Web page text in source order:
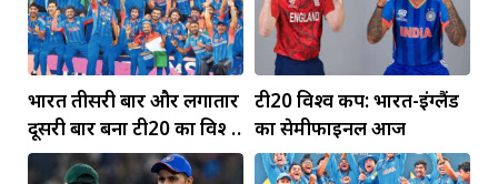
भारत तीसरी बार और लगातार
दूसरी बार बना टी20 का विश्व
विजेता
टी20 विश्व कप: भारत-इंग्लैंड
का सेमीफाइनल आज